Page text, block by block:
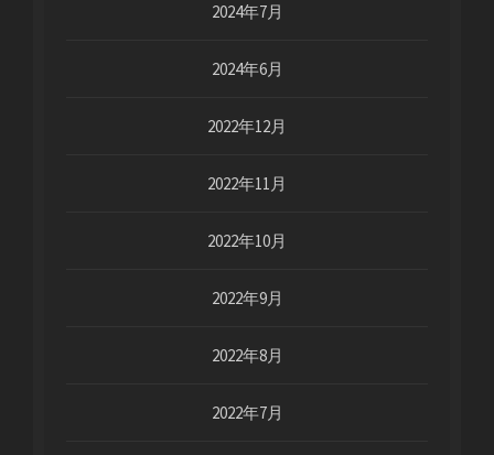
2024年7月
2024年6月
2022年12月
2022年11月
2022年10月
2022年9月
2022年8月
2022年7月